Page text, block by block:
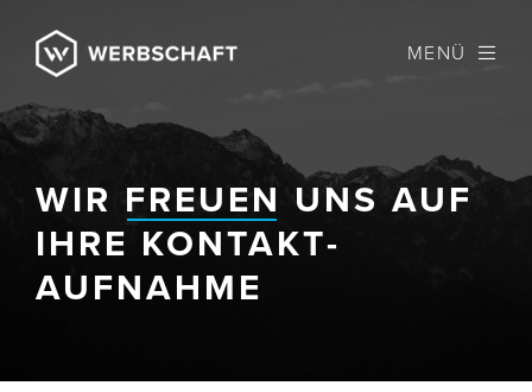
MENÜ
WIR FREUEN UNS AUF
IHRE KONTAKT­
AUFNAHME